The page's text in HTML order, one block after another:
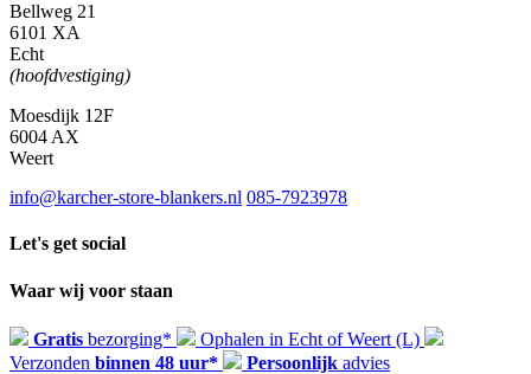
Bellweg 21
6101 XA
Echt
(hoofdvestiging)
Moesdijk 12F
6004 AX
Weert
info@karcher-store-blankers.nl 085-7923978
Let's get social
Waar wij voor staan
Gratis bezorging*
Ophalen in Echt of Weert (L)
Verzonden binnen 48 uur* Persoonlijk advies